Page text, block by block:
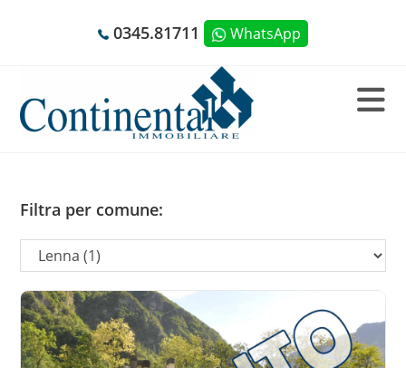
0345.81711 WhatsApp
Filtra per comune: